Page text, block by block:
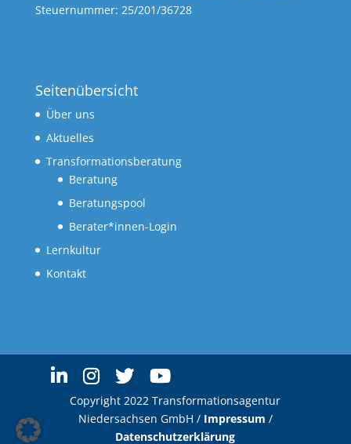
Steuernummer: 25/201/36728
Seitenübersicht
Über uns
Aktuelles
Transformationsberatung
Beratung
Beratungspool
Berater*innen-Login
Lernkultur
Kontakt
Copyright 2022 Transformationsagentur
Niedersachsen GmbH / Impressum /
Datenschutzerklärung